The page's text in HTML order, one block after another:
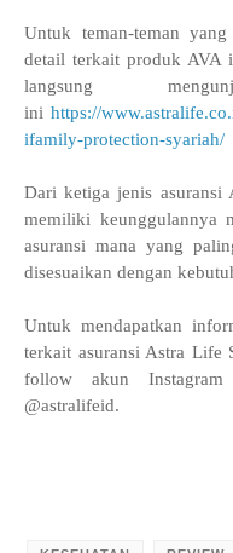
Untuk teman-teman
detail terkait produk AVA
langsung
ini https://
ifamily-protection-syariah/
Dari ketiga jenis asuransi
memiliki keunggulannya
asuransi mana yang
disesuaikan dengan
Untuk mendapatkan
terkait asuransi Astra Life
follow akun
@astralifeid.